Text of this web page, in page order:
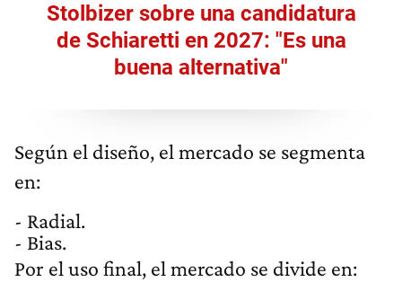
Stolbizer sobre una candidatura
de Schiaretti en 2027: "Es una
buena alternativa"
Según el diseño, el mercado se segmenta
en:
- Radial.
- Bias.
Por el uso final, el mercado se divide en: